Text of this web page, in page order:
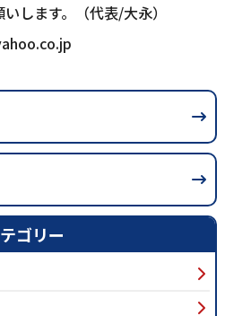
します。（代表/大永）
ゴリー